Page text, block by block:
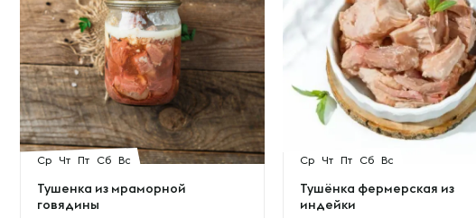
Ср Чт Пт Сб Вс
Тушенка из мраморной
говядины
Ср Чт Пт Сб Вс
Тушёнка фермерская из
индейки